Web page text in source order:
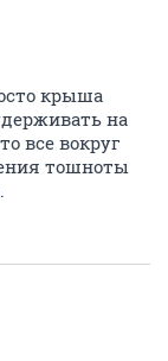
крыша
на
все вокруг
тошноты